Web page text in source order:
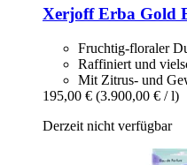
XerjoffErba Gold
Fruchtig-floraler
Raffiniert und
Mit Zitrus- und
195,00 € (3.900,00 € / l)
Derzeit nicht verfügbar